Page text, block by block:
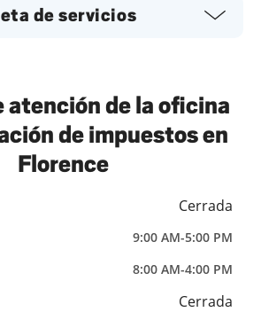
de servicios
atención de la oficina
de impuestos en
Florence
Cerrada
9:00 AM-5:00 PM
8:00 AM-4:00 PM
Cerrada